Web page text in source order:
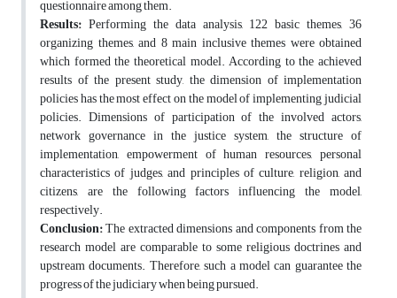
questionnaire among them.
Results: Performing the data analysis, 122 basic themes, 36
organizing themes, and 8 main inclusive themes were obtained
which formed the theoretical model. According to the achieved
results of the present study, the dimension of implementation
policies has the most effect on the model of implementing judicial
policies. Dimensions of participation of the involved actors,
network governance in the justice system, the structure of
implementation, empowerment of human resources, personal
characteristics of judges, and principles of culture, religion, and
citizens, are the following factors influencing the model,
respectively.
Conclusion:The extracted dimensions and components from the
research model are comparable to some religious doctrines and
upstream documents. Therefore, such a model can guarantee the
progress of the judiciary when being pursued.